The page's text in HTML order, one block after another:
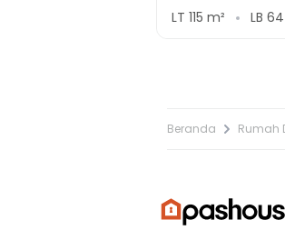
LT 115 m² LB 64
Beranda Rumah